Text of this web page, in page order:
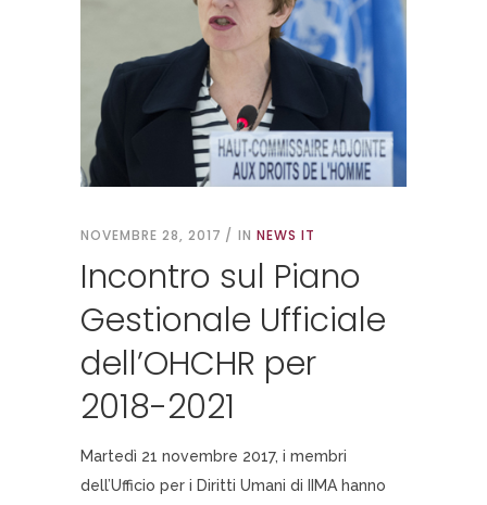
NOVEMBRE 28, 2017 IN NEWS IT
Incontro sul Piano
Gestionale Ufficiale
dell’OHCHR per
2018-2021
Martedì 21 novembre 2017, i membri
dell’Ufficio per i Diritti Umani di IIMA hanno